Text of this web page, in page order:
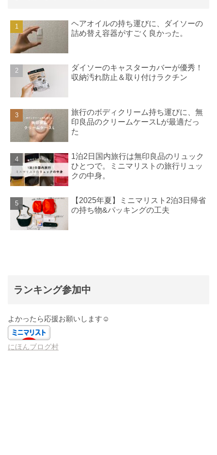
ヘアオイルの持ち運びに、ダイソーの
詰め替え容器がすごく良かった。
ダイソーのキャスターカバーが優秀！
収納汚れ防止＆取り付けラクチン
旅行のボディクリーム持ち運びに、無
印良品のクリームケースLが最適だっ
た
1泊2日国内旅行は無印良品のリュック
ひとつで。ミニマリストの旅行リュッ
クの中身。
【2025年夏】ミニマリスト2泊3日帰省
の持ち物&パッキングの工夫
ランキング参加中
よかったら応援お願いします☺️
にほんブログ村